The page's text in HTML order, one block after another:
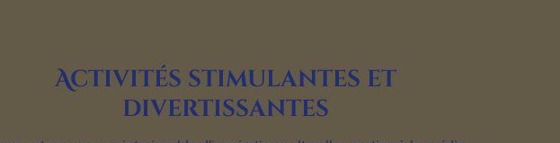
Activités stimulantes et
divertissantes